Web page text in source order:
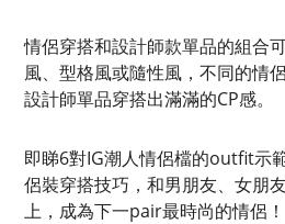
情侶穿搭和設計師款單品的組合
風、型格風或隨性風，不同的情
設計師單品穿搭出滿滿的CP感。
即睇6對IG潮人情侶檔的outfit示
侶裝穿搭技巧，和男朋友、女朋
上，成為下一pair最時尚的情侶！